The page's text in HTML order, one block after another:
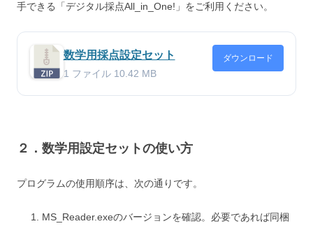
手できる「デジタル採点All_in_One!」をご利用ください。
数学用採点設定セット
1 ファイル 10.42 MB
ダウンロード
２．数学用設定セットの使い方
プログラムの使用順序は、次の通りです。
MS_Reader.exeのバージョンを確認。必要であれば同梱